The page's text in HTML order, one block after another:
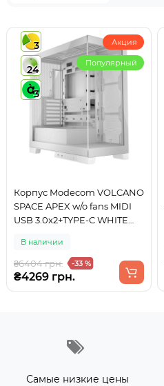
3
24
3
Акция
Популярный
Корпус Modecom VOLCANO
SPACE APEX w/o fans MIDI
USB 3.0x2+TYPE-C WHITE
В наличии
₴6404 грн. -33 %
₴4269 грн.
Самые низкие цены